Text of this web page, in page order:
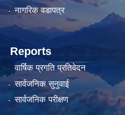
नागरिक वडापत्र
Reports
वार्षिक प्रगति प्रतिवेदन
सार्वजनिक सुनुवाई
सार्वजनिक परीक्षण